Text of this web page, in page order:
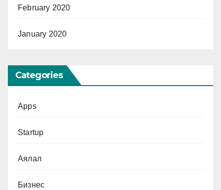
February 2020
January 2020
Categories
Apps
Startup
Аялал
Бизнес